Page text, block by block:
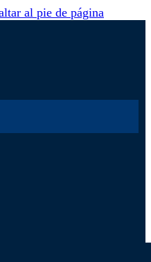
al pie de página